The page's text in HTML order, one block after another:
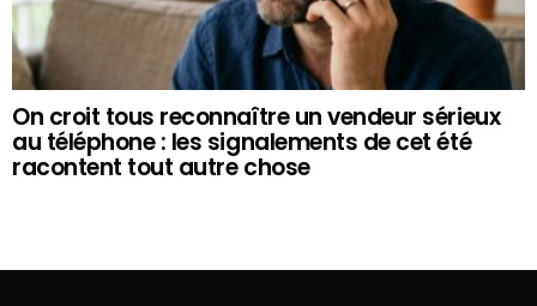
On croit tous reconnaître un vendeur sérieux
au téléphone : les signalements de cet été
racontent tout autre chose